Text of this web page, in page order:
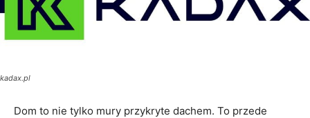
kadax.pl
Dom to nie tylko mury przykryte dachem. To przede